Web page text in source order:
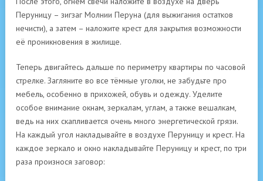
Перуницу – зигзаг Молнии Перуна (для выжигания остатков
нечисти), а затем – наложите крест для закрытия возможности
её проникновения в жилище.
Теперь двигайтесь дальше по периметру квартиры по часовой
стрелке. Загляните во все тёмные уголки, не забудьте про
мебель, особенно в прихожей, обувь и одежду. Уделите
особое внимание окнам, зеркалам, углам, а также вешалкам,
ведь на них скапливается очень много энергетической грязи.
На каждый угол накладывайте в воздухе Перуницу и крест. На
каждое зеркало и окно накладывайте Перуницу и крест, по три
раза произнося заговор: